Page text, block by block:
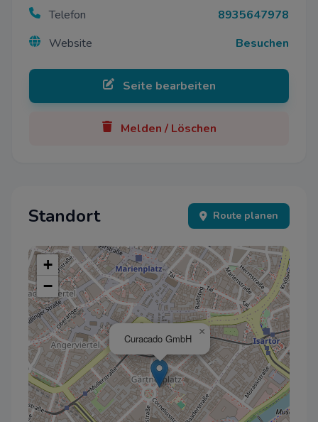
Telefon
8935647978
Website
Besuchen
Seite bearbeiten
Melden / Löschen
Standort Route planen
Curacado GmbH
×
+
−